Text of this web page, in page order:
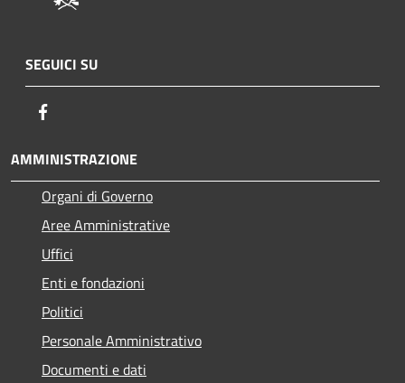
SEGUICI SU
AMMINISTRAZIONE
Organi di Governo
Aree Amministrative
Uffici
Enti e fondazioni
Politici
Personale Amministrativo
Documenti e dati